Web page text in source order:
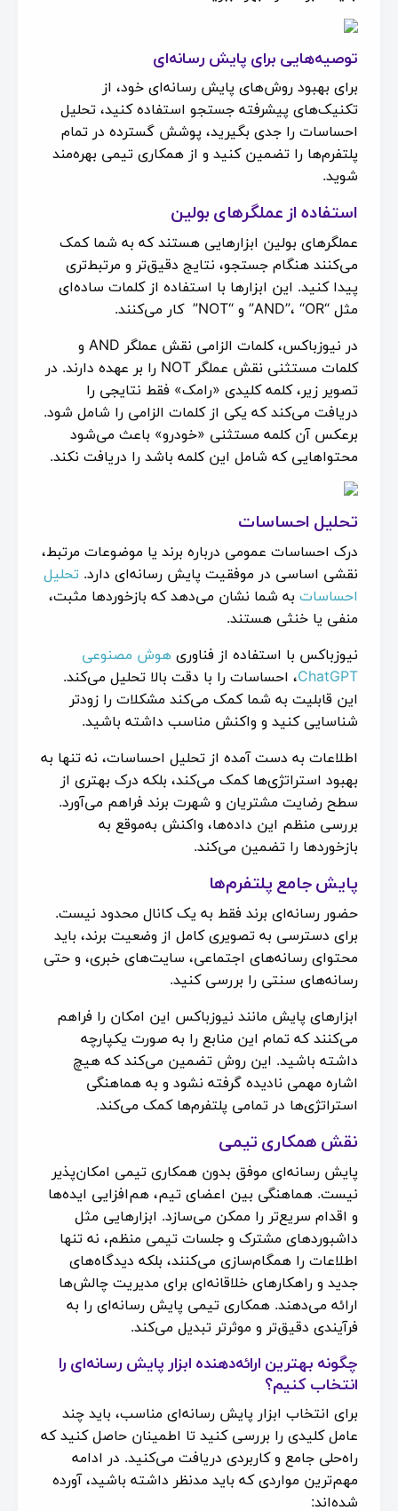
توصیه‌هایی برای پایش رسانه‌ای
برای بهبود روش‌های پایش رسانه‌ای خود، از
تکنیک‌های پیشرفته جستجو استفاده کنید، تحلیل
احساسات را جدی بگیرید، پوشش گسترده در تمام
پلتفرم‌ها را تضمین کنید و از همکاری تیمی بهره‌مند
شوید.
استفاده از عملگرهای بولین
عملگرهای بولین ابزارهایی هستند که به شما کمک
می‌کنند هنگام جستجو، نتایج دقیق‌تر و مرتبط‌تری
پیدا کنید. این ابزارها با استفاده از کلمات ساده‌ای
مثل “AND”، “OR” و “NOT” کار می‌کنند.
در نیوزباکس، کلمات الزامی نقش عملگر AND و
کلمات مستثنی نقش عملگر NOT را بر عهده دارند. در
تصویر زیر، کلمه کلیدی «رامک» فقط نتایجی را
دریافت می‌کند که یکی از کلمات الزامی را شامل شود.
برعکس آن کلمه مستثنی «خودرو» باعث می‌شود
محتواهایی که شامل این کلمه باشد را دریافت نکند.
تحلیل احساسات
درک احساسات عمومی درباره برند یا موضوعات مرتبط،
نقشی اساسی در موفقیت پایش رسانه‌ای دارد. تحلیل
احساسات به شما نشان می‌دهد که بازخوردها مثبت،
منفی یا خنثی هستند.
نیوزباکس با استفاده از فناوری هوش مصنوعی
ChatGPT، احساسات را با دقت بالا تحلیل می‌کند.
این قابلیت به شما کمک می‌کند مشکلات را زودتر
شناسایی کنید و واکنش مناسب داشته باشید.
اطلاعات به دست آمده از تحلیل احساسات، نه تنها به
بهبود استراتژی‌ها کمک می‌کند، بلکه درک بهتری از
سطح رضایت مشتریان و شهرت برند فراهم می‌آورد.
بررسی منظم این داده‌ها، واکنش به‌موقع به
بازخوردها را تضمین می‌کند.
پایش جامع پلتفرم‌ها
حضور رسانه‌ای برند فقط به یک کانال محدود نیست.
برای دسترسی به تصویری کامل از وضعیت برند، باید
محتوای رسانه‌های اجتماعی، سایت‌های خبری، و حتی
رسانه‌های سنتی را بررسی کنید.
ابزارهای پایش مانند نیوزباکس این امکان را فراهم
می‌کنند که تمام این منابع را به صورت یکپارچه
داشته باشید. این روش تضمین می‌کند که هیچ
اشاره مهمی نادیده گرفته نشود و به هماهنگی
استراتژی‌ها در تمامی پلتفرم‌ها کمک می‌کند.
نقش همکاری تیمی
پایش رسانه‌ای موفق بدون همکاری تیمی امکان‌پذیر
نیست. هماهنگی بین اعضای تیم، هم‌افزایی ایده‌ها
و اقدام سریع‌تر را ممکن می‌سازد. ابزارهایی مثل
داشبوردهای مشترک و جلسات تیمی منظم، نه تنها
اطلاعات را همگام‌سازی می‌کنند، بلکه دیدگاه‌های
جدید و راهکارهای خلاقانه‌ای برای مدیریت چالش‌ها
ارائه می‌دهند. همکاری تیمی پایش رسانه‌ای را به
فرآیندی دقیق‌تر و موثرتر تبدیل می‌کند.
چگونه بهترین ارائه‌دهنده ابزار پایش رسانه‌ای را
انتخاب کنیم؟
برای انتخاب ابزار پایش رسانه‌ای مناسب، باید چند
عامل کلیدی را بررسی کنید تا اطمینان حاصل کنید که
راه‌حلی جامع و کاربردی دریافت می‌کنید. در ادامه
مهم‌ترین مواردی که باید مدنظر داشته باشید، آورده
شده‌اند: